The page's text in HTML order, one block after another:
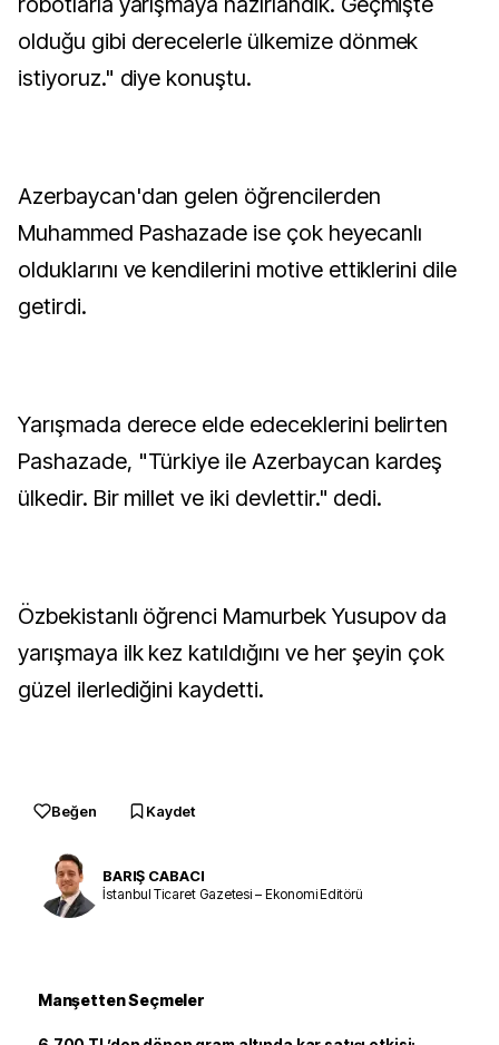
olduğu gibi derecelerle ülkemize dönmek
istiyoruz." diye konuştu.
Azerbaycan'dan gelen öğrencilerden
Muhammed Pashazade ise çok heyecanlı
olduklarını ve kendilerini motive ettiklerini dile
getirdi.
Yarışmada derece elde edeceklerini belirten
Pashazade, "Türkiye ile Azerbaycan kardeş
ülkedir. Bir millet ve iki devlettir." dedi.
Özbekistanlı öğrenci Mamurbek Yusupov da
yarışmaya ilk kez katıldığını ve her şeyin çok
güzel ilerlediğini kaydetti.
Beğen Kaydet
BARIŞ CABACI
İstanbul Ticaret Gazetesi – Ekonomi Editörü
Manşetten Seçmeler